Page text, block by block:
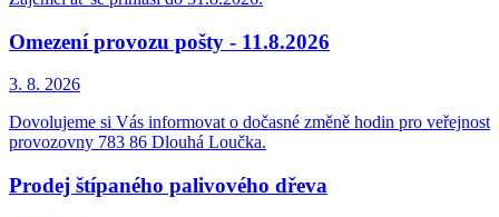
Omezení provozu pošty - 11.8.2026
3. 8. 2026
Dovolujeme si Vás informovat o dočasné změně hodin pro veřejnost
provozovny 783 86 Dlouhá Loučka.
Prodej štípaného palivového dřeva